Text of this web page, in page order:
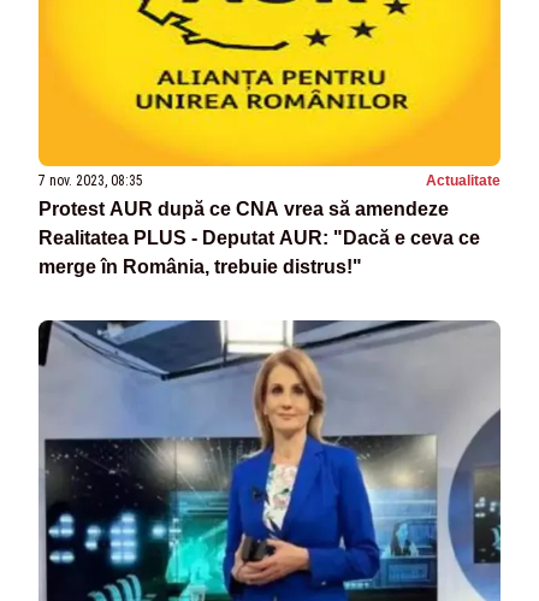
7 nov. 2023, 08:35 Actualitate
Protest AUR după ce CNA vrea să amendeze
Realitatea PLUS - Deputat AUR: "Dacă e ceva ce
merge în România, trebuie distrus!"